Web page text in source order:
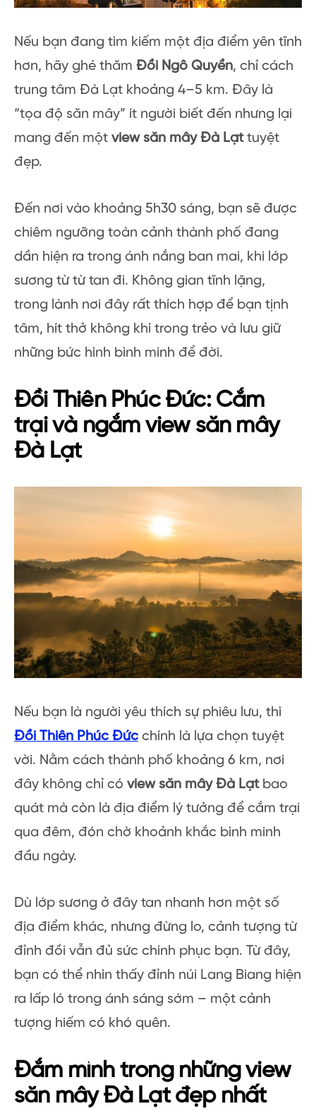
Nếu bạn đang tìm kiếm một địa điểm yên tĩnh
hơn, hãy ghé thăm Đồi Ngô Quyền, chỉ cách
trung tâm Đà Lạt khoảng 4–5 km. Đây là
“tọa độ săn mây” ít người biết đến nhưng lại
mang đến một view săn mây Đà Lạttuyệt
đẹp.
Đến nơi vào khoảng 5h30 sáng, bạn sẽ được
chiêm ngưỡng toàn cảnh thành phố đang
dần hiện ra trong ánh nắng ban mai, khi lớp
sương từ từ tan đi. Không gian tĩnh lặng,
trong lành nơi đây rất thích hợp để bạn tịnh
tâm, hít thở không khí trong trẻo và lưu giữ
những bức hình bình minh để đời.
Đồi Thiên Phúc Đức: Cắm
trại và ngắm view săn mây
Đà Lạt
Nếu bạn là người yêu thích sự phiêu lưu, thì
Đồi Thiên Phúc Đức chính là lựa chọn tuyệt
vời. Nằm cách thành phố khoảng 6 km, nơi
đây không chỉ có view săn mây Đà Lạtbao
quát mà còn là địa điểm lý tưởng để cắm trại
qua đêm, đón chờ khoảnh khắc bình minh
đầu ngày.
Dù lớp sương ở đây tan nhanh hơn một số
địa điểm khác, nhưng đừng lo, cảnh tượng từ
đỉnh đồi vẫn đủ sức chinh phục bạn. Từ đây,
bạn có thể nhìn thấy đỉnh núi Lang Biang hiện
ra lấp ló trong ánh sáng sớm – một cảnh
tượng hiếm có khó quên.
Đắm mình trong những view
săn mây Đà Lạt đẹp nhất